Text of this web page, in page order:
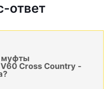
ответ
муфты
Cross Country -